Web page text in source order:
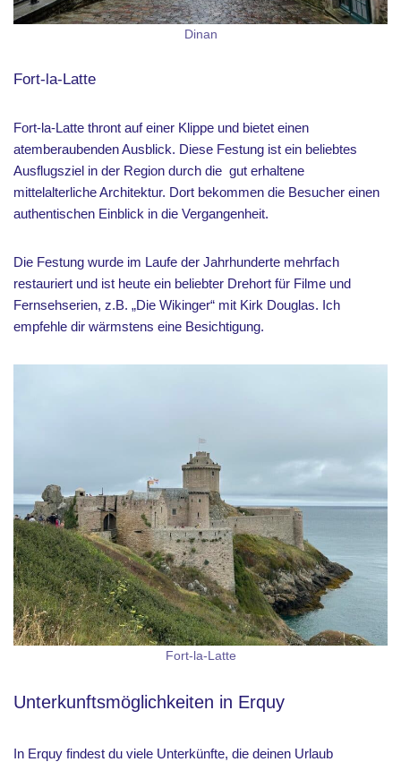
Dinan
Fort-la-Latte
Fort-la-Latte thront auf einer Klippe und bietet einen
atemberaubenden Ausblick. Diese Festung ist ein beliebtes
Ausflugsziel in der Region durch die gut erhaltene
mittelalterliche Architektur. Dort bekommen die Besucher einen
authentischen Einblick in die Vergangenheit.
Die Festung wurde im Laufe der Jahrhunderte mehrfach
restauriert und ist heute ein beliebter Drehort für Filme und
Fernsehserien, z.B. „Die Wikinger“ mit Kirk Douglas. Ich
empfehle dir wärmstens eine Besichtigung.
Fort-la-Latte
Unterkunftsmöglichkeiten in Erquy
In Erquy findest du viele Unterkünfte, die deinen Urlaub